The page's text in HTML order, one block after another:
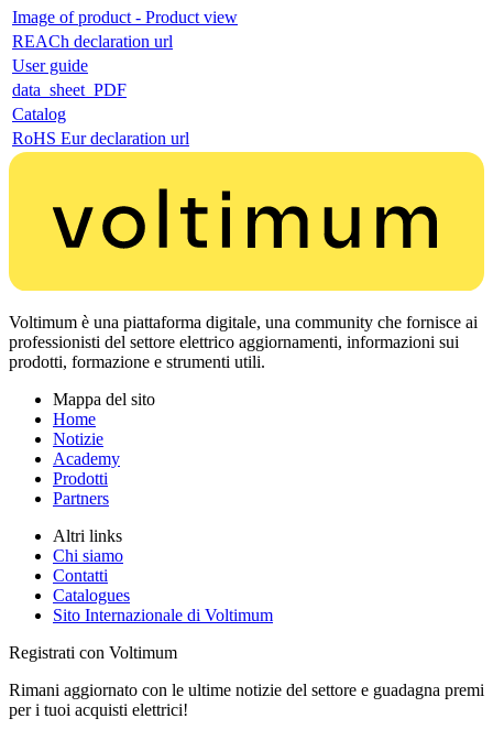
Image of product - Product view
REACh declaration url
User guide
data_sheet_PDF
Catalog
RoHS Eur declaration url
Voltimum è una piattaforma digitale, una community che fornisce ai
professionisti del settore elettrico aggiornamenti, informazioni sui
prodotti, formazione e strumenti utili.
Mappa del sito
Home
Notizie
Academy
Prodotti
Partners
Altri links
Chi siamo
Contatti
Catalogues
Sito Internazionale di Voltimum
Registrati con Voltimum
Rimani aggiornato con le ultime notizie del settore e guadagna premi
per i tuoi acquisti elettrici!